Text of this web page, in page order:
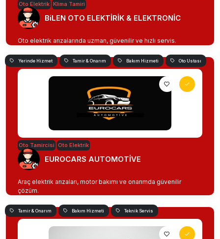
Oto Elektrik Klima Tamiri
BiLEN OTO ELEKTİRİK & ELEKTRONİC
Oto elektrik arızalarında uzman, güvenilir ve hızlı servis.
Yerinde Hizmet Tamir & Onarım Bakım Hizmeti Oto Ustası
Oto Tamircisi Oto Elektrik
EUROCARS AUTOMOTİVE
Araç elektrik arızaları, motor bakımı ve onarımda güvenilir
çözüm.
Tamir & Onarım Bakım Hizmeti Teknik Servis